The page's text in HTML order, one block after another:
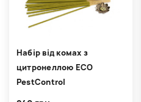
Набір від комах з
цитронеллою ECO
PestСontrol